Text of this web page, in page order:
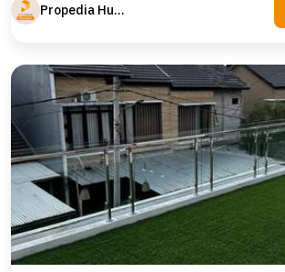
Propedia Hunian